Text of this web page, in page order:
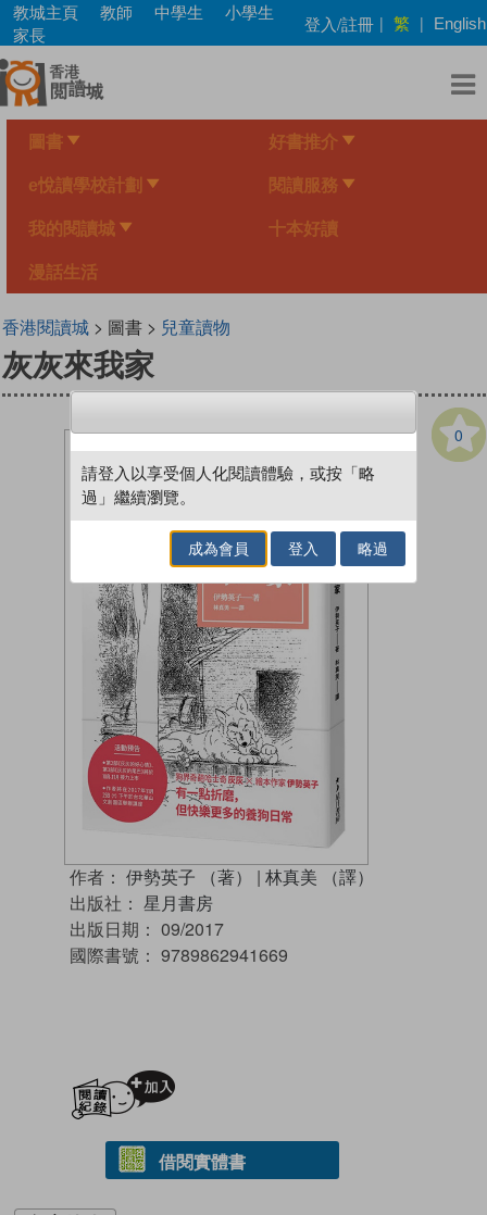
Skip
main
content
教城主頁 教師 中學生
小學生
家長
登入/註冊 | 繁 | English
圖書 好書推介
e悅讀學校計劃 閱讀服務
我的閱讀城 十本好讀
漫話生活
香港閱讀城> 圖書 > 兒童讀物
灰灰來我家
0
作者： 伊勢英子 （著） | 林真美 （譯）
出版社： 星月書房
出版日期： 09/2017
國際書號： 9789862941669
借閱實體書
請登入以享受個人化閱讀體驗，或按「略
過」繼續瀏覽。
成為會員 登入 略過